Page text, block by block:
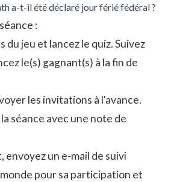
a-t-il été déclaré jour férié fédéral ?
:
du jeu et lancez le quiz. Suivez
le(s) gagnant(s) à la fin de
les invitations à l'avance.
séance avec une note de
envoyez un e-mail de suivi
pour sa participation et